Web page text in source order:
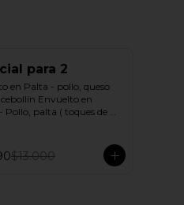
para 2
en Palta - pollo, queso
Envuelto en
Pollo, palta ( toques de
Bless - 2 Salsa soya
$13.000